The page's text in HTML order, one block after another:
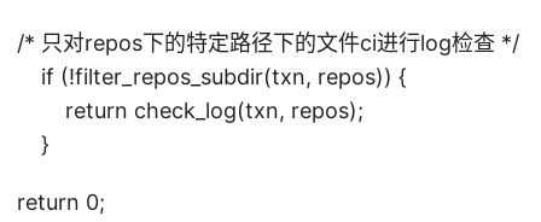
/* 只对repos下的特定路径下的文件ci进行log检查 */
if (!filter_repos_subdir(txn, repos)) {
return check_log(txn, repos);
}
return 0;